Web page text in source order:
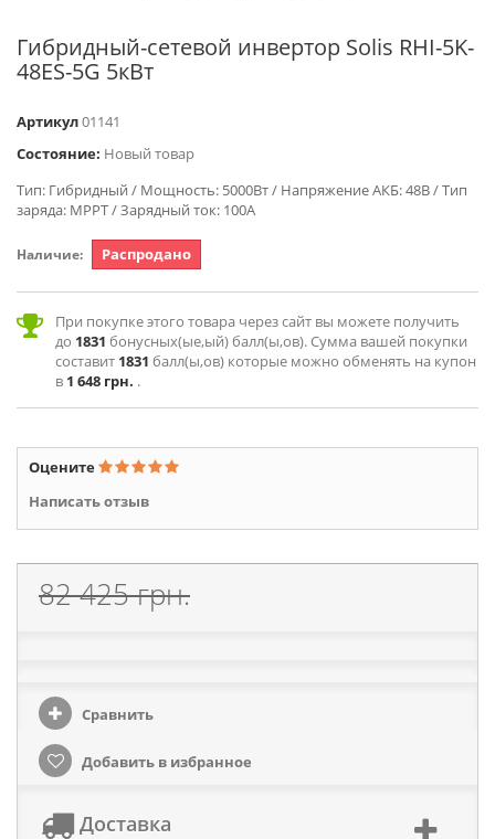
Гибридный-сетевой инвертор Solis RHI-5K-
48ES-5G 5кВт
Артикул01141
Состояние: Новый товар
Тип: Гибридный / Мощность: 5000Вт / Напряжение АКБ: 48В / Тип
заряда: MPPT / Зарядный ток: 100А
Наличие: Распродано
При покупке этого товара через сайт вы можете получить
до 1831 бонусных(ые,ый) балл(ы,ов). Сумма вашей покупки
составит 1831 балл(ы,ов) которые можно обменять на купон
в 1 648 грн. .
Оцените
Написать отзыв
82 425 грн.
Сравнить
Добавить в избранное
Доставка